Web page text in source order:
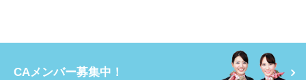
CAメンバー募集中！